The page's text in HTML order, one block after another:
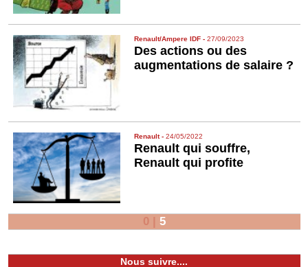
Renault/Ampere IDF -27/09/2023
Des actions ou des
augmentations de salaire ?
Renault-24/05/2022
Renault qui souffre,
Renault qui profite
0| 5
Nous suivre....